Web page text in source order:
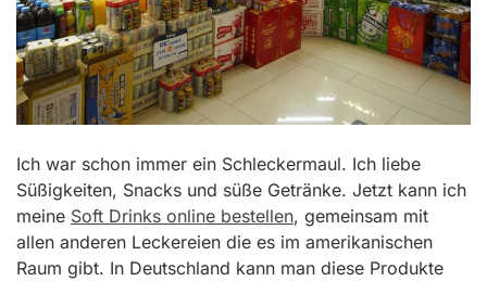
Ich war schon immer ein Schleckermaul. Ich liebe
Süßigkeiten, Snacks und süße Getränke. Jetzt kann ich
meine Soft Drinks online bestellen, gemeinsam mit
allen anderen Leckereien die es im amerikanischen
Raum gibt. In Deutschland kann man diese Produkte